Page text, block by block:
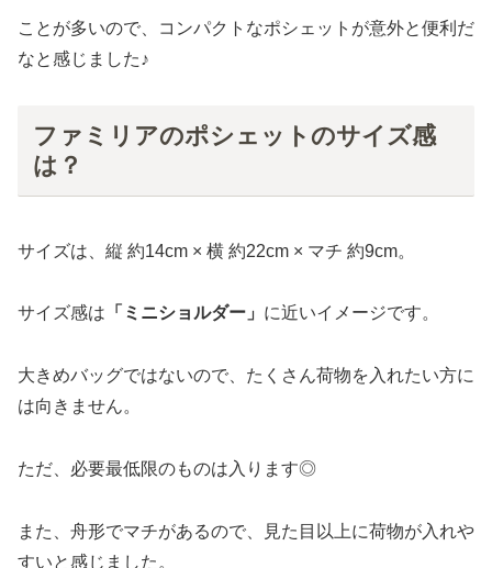
ことが多いので、コンパクトなポシェットが意外と便利だ
なと感じました♪
ファミリアのポシェットのサイズ感
は？
サイズは、縦 約14cm × 横 約22cm × マチ 約9cm。
サイズ感は 「ミニショルダー」 に近いイメージです。
大きめバッグではないので、たくさん荷物を入れたい方に
は向きません。
ただ、必要最低限のものは入ります◎
また、舟形でマチがあるので、見た目以上に荷物が入れや
すいと感じました。